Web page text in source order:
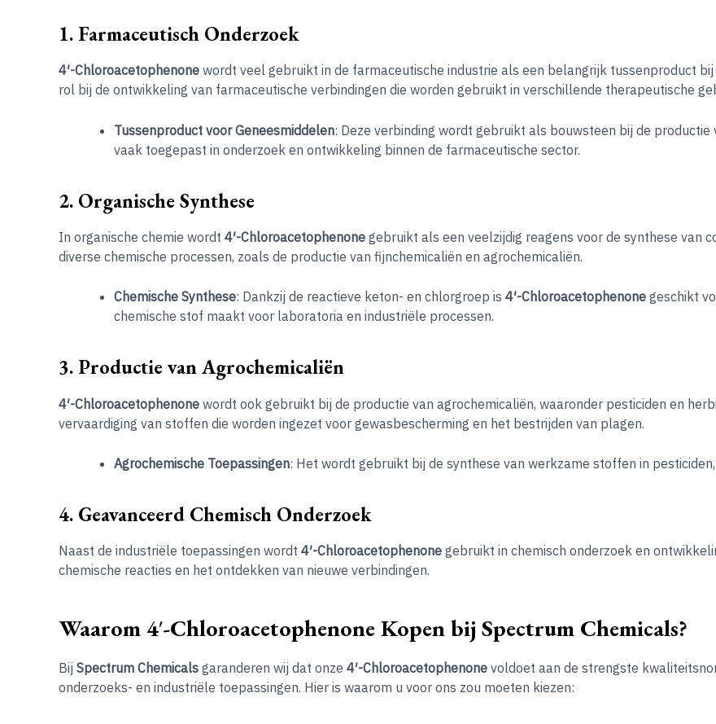
1. Farmaceutisch Onderzoek
4′-Chloroacetophenone wordt veel gebruikt in de farmaceutische industrie als een belangrijk tussenproduct
rol bij de ontwikkeling van farmaceutische verbindingen die worden gebruikt in verschillende therapeutische
Tussenproduct voor Geneesmiddelen: Deze verbinding wordt gebruikt als bouwsteen bij de
vaak toegepast in onderzoek en ontwikkeling binnen de farmaceutische sector.
2. Organische Synthese
In organische chemie wordt 4′-Chloroacetophenone gebruikt als een veelzijdig reagens voor de synthese van
diverse chemische processen, zoals de productie van fijnchemicaliën en agrochemicaliën.
Chemische Synthese: Dankzij de reactieve keton- en chlorgroep is 4′-Chloroacetophenone geschikt
chemische stof maakt voor laboratoria en industriële processen.
3. Productie van Agrochemicaliën
4′-Chloroacetophenone wordt ook gebruikt bij de productie van agrochemicaliën, waaronder pesticiden en
vervaardiging van stoffen die worden ingezet voor gewasbescherming en het bestrijden van plagen.
Agrochemische Toepassingen: Het wordt gebruikt bij de synthese van werkzame stoffen in
4. Geavanceerd Chemisch Onderzoek
Naast de industriële toepassingen wordt 4′-Chloroacetophenone gebruikt in chemisch onderzoek en
chemische reacties en het ontdekken van nieuwe verbindingen.
Waarom 4′-Chloroacetophenone Kopen bij Spectrum Chemicals?
Bij Spectrum Chemicals garanderen wij dat onze 4′-Chloroacetophenone voldoet aan de strengste
onderzoeks- en industriële toepassingen. Hier is waarom u voor ons zou moeten kiezen: